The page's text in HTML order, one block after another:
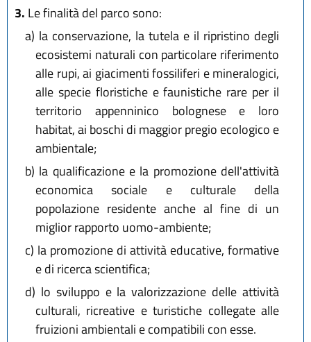
3. Le finalità del parco sono:
a) la conservazione, la tutela e il ripristino degli
ecosistemi naturali con particolare riferimento
alle rupi, ai giacimenti fossiliferi e mineralogici,
alle specie floristiche e faunistiche rare per il
territorio appenninico bolognese e loro
habitat, ai boschi di maggior pregio ecologico e
ambientale;
b) la qualificazione e la promozione dell'attività
economica sociale e culturale della
popolazione residente anche al fine di un
miglior rapporto uomo-ambiente;
c) la promozione di attività educative, formative
e di ricerca scientifica;
d) lo sviluppo e la valorizzazione delle attività
culturali, ricreative e turistiche collegate alle
fruizioni ambientali e compatibili con esse.